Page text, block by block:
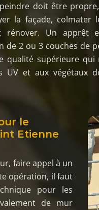
doit être
la façade, colmater
rénover. Un apprêt
de 2 ou 3 couches de
qualité supérieure qui
UV et aux végétaux
le
Etienne
faire appel à un
opération, il faut
pour les
de mur